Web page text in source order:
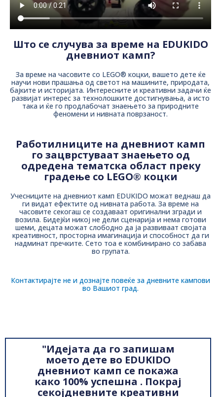
Што се случува за време на EDUKIDO
дневниот камп?
За време на часовите со LEGO® коцки, вашето дете ќе
научи нови прашања од светот на машините, природата,
бајките и историјата. Интересните и креативни задачи ќе
развијат интерес за технолошките достигнувања, а исто
така и ќе го продлабочат знаењето за природните
феномени и нивната поврзаност.
Работилниците на дневниот камп
го зацврстуваат знаењето од
одредена тематска област преку
градење со LEGO® коцки
Учесниците на дневниот камп EDUKIDO можат веднаш да
ги видат ефектите од нивната работа. За време на
часовите секогаш се создаваат оригинални згради и
возила. Бидејќи никој не дели сценарија и нема готови
шеми, децата можат слободно да ја развиваат својата
креативност, просторна имагинација и способност да ги
надминат пречките. Сето тоа е комбинирано со забава
во групата.
Контактирајте не и дознајте повеќе за дневните кампови
во Вашиот град.
"Идејата да го запишам
моето дете во EDUKIDO
дневниот камп се покажа
како 100% успешна . Покрај
секојдневните креативни